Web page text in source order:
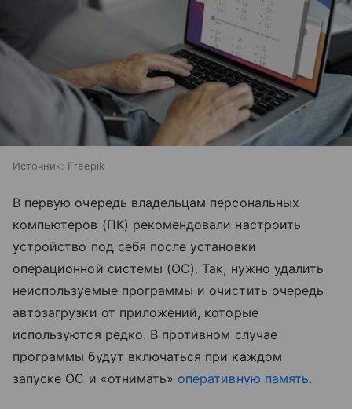
Источник: Freepik
В первую очередь владельцам персональных
компьютеров (ПК) рекомендовали настроить
устройство под себя после установки
операционной системы (ОС). Так, нужно удалить
неиспользуемые программы и очистить очередь
автозагрузки от приложений, которые
используются редко. В противном случае
программы будут включаться при каждом
запуске ОС и «отнимать» оперативную память.